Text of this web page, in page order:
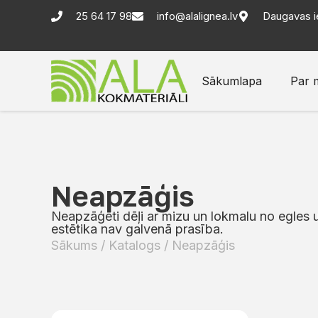
25 64 17 98 info@alalignea.lv Daugavas
Sākumlapa Par
Neapzāģis
Neapzāģēti dēļi ar mizu un lokmalu no
estētika nav galvenā prasība.
Sākums / Katalogs / Neapzāģis